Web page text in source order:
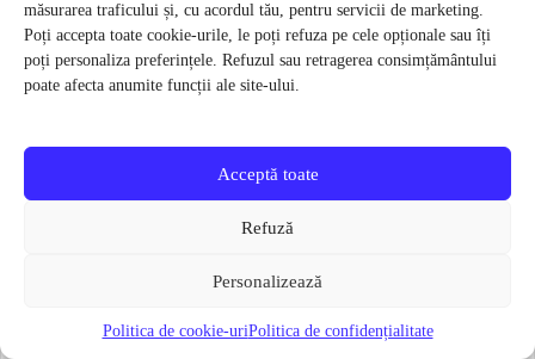
măsurarea traficului și, cu acordul tău, pentru servicii de marketing.
Poți accepta toate cookie-urile, le poți refuza pe cele opționale sau îți
poți personaliza preferințele. Refuzul sau retragerea consimțământului
poate afecta anumite funcții ale site-ului.
Acceptă toate
Refuză
Personalizează
Politica de cookie-uriPolitica de confidențialitate
Pantaloni functionali Force Frost marime L-XL Negru